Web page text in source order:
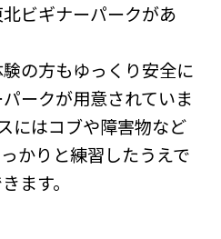
ビギナーパークがあ
の方もゆっくり安全に
ークが用意されていま
にはコブや障害物など
かりと練習したうえで
ます。